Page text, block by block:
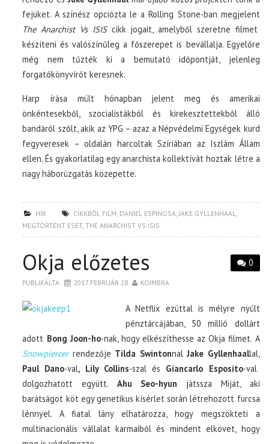
fejüket. A színész opciózta le a Rolling Stone-ban megjelent
The Anarchist Vs ISIScikk jogait, amelyből szeretne filmet
készíteni és valószínűleg a főszerepet is bevállalja. Egyelőre
még nem tűzték ki a bemutató időpontját, jelenleg
forgatókönyvírót keresnek.
Harp írása múlt hónapban jelent meg és amerikai
önkéntesekből, szocialistákból és kirekesztettekből álló
bandáról szólt, akik az YPG – azaz a Népvédelmi Egységek kurd
fegyveresek – oldalán harcoltak Szíriában az Iszlám Állam
ellen. És gyakorlatilag egy anarchista kollektívát hoztak létre a
nagy háborúzgatás közepette.
HÍR CIKKBŐL FILM, DANIEL ESPINOSA,JAKE GYLLENHAAL,
MEGTÖRTÉNT ESET,THE ANARCHIST VS ISIS
0
Okja előzetes
PUBLIKÁLTA 2017. FEBRUÁR 28. KOIMBRA
A Netflix ezúttal is mélyre nyúlt
pénztárcájában, 50 millió dollárt
adott Bong Joon-ho-nak, hogy elkészíthesse az Okja filmet. A
Snowpiercerrendezője Tilda SwintonnalJake Gyllenhaallal,
Paul Dano-val, Lily Collins-szal és Giancarlo Esposito-val
dolgozhatott együtt. Ahu Seo-hyun játssza Miját, aki
barátságot köt egy genetikus kísérlet során létrehozott furcsa
lénnyel. A fiatal lány elhatározza, hogy megszökteti a
multinacionális vállalat karmaiból és mindent elkövet, hogy